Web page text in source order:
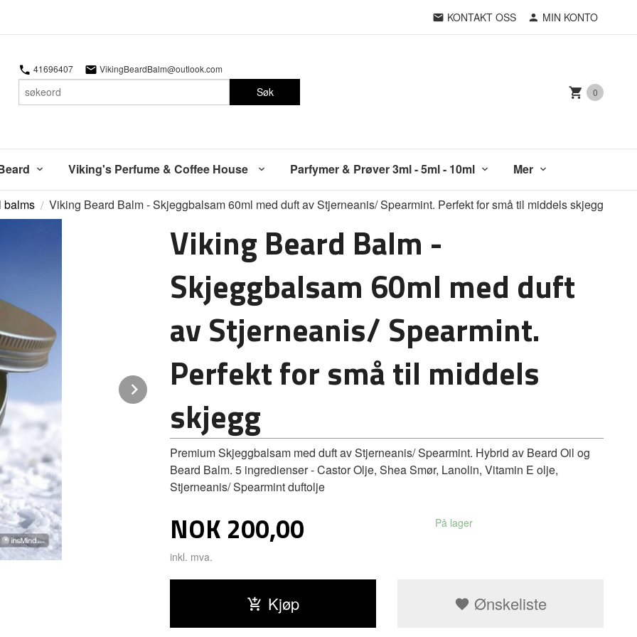
KONTAKT OSS MIN KONTO
41696407 VikingBeardBalm@outlook.com
Søk 0
Viking's Perfume & Coffee House Parfymer & Prøver 3ml - 5ml - 10ml Mer
balms Viking Beard Balm - Skjeggbalsam 60ml med duft av Stjerneanis/ Spearmint. Perfekt for små til middels skjegg
Next
Viking Beard Balm -
Skjeggbalsam 60ml med duft
av Stjerneanis/ Spearmint.
Perfekt for små til middels
skjegg
Premium Skjeggbalsam med duft av Stjerneanis/ Spearmint. Hybrid av Beard Oil og
Beard Balm. 5 ingredienser - Castor Olje, Shea Smør, Lanolin, Vitamin E olje,
Stjerneanis/ Spearmint duftolje
Pris
NOK 200,00
inkl. mva.
På lager
Kjøp Ønskeliste